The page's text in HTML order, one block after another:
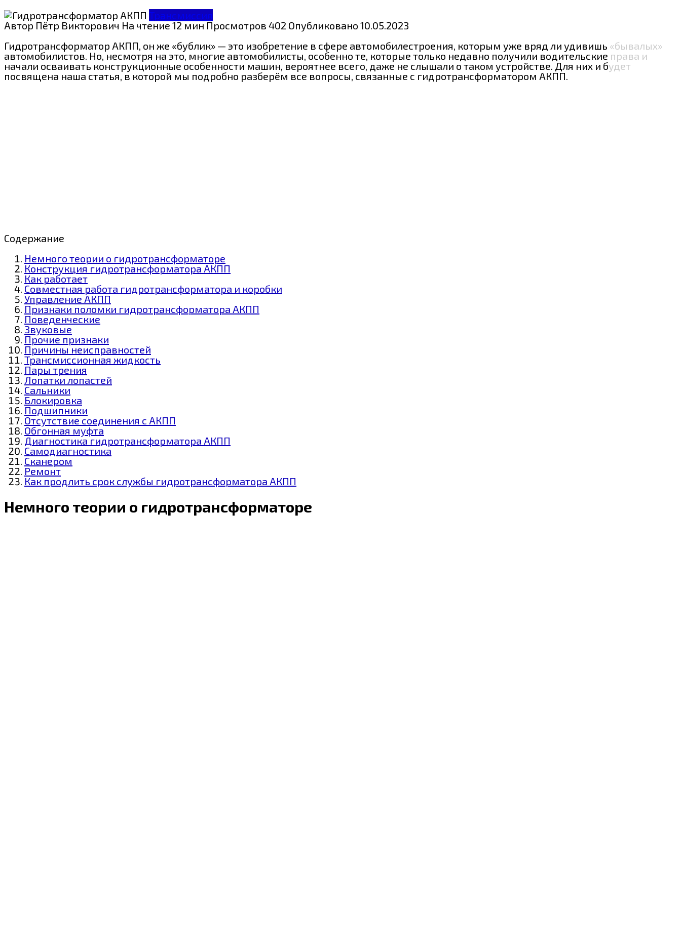
Трансмиссия
Автор Пётр Викторович На чтение12 минПросмотров 402 Опубликовано 10.05.2023
Гидротрансформатор АКПП, он же «бублик» — это изобретение в сфере автомобилестроения, которым уже вряд ли удивишь «бывалых»
автомобилистов. Но, несмотря на это, многие автомобилисты, особенно те, которые только недавно получили водительские права и
начали осваивать конструкционные особенности машин, вероятнее всего, даже не слышали о таком устройстве. Для них и будет
посвящена наша статья, в которой мы подробно разберём все вопросы, связанные с гидротрансформатором АКПП.
Содержание
Немного теории о гидротрансформаторе
Конструкция гидротрансформатора АКПП
Как работает
Совместная работа гидротрансформатора и коробки
Управление АКПП
Признаки поломки гидротрансформатора АКПП
Поведенческие
Звуковые
Прочие признаки
Причины неисправностей
Трансмиссионная жидкость
Пары трения
Лопатки лопастей
Сальники
Блокировка
Подшипники
Отсутствие соединения с АКПП
Обгонная муфта
Диагностика гидротрансформатора АКПП
Самодиагностика
Сканером
Ремонт
Как продлить срок службы гидротрансформатора АКПП
Немного теории о гидротрансформаторе